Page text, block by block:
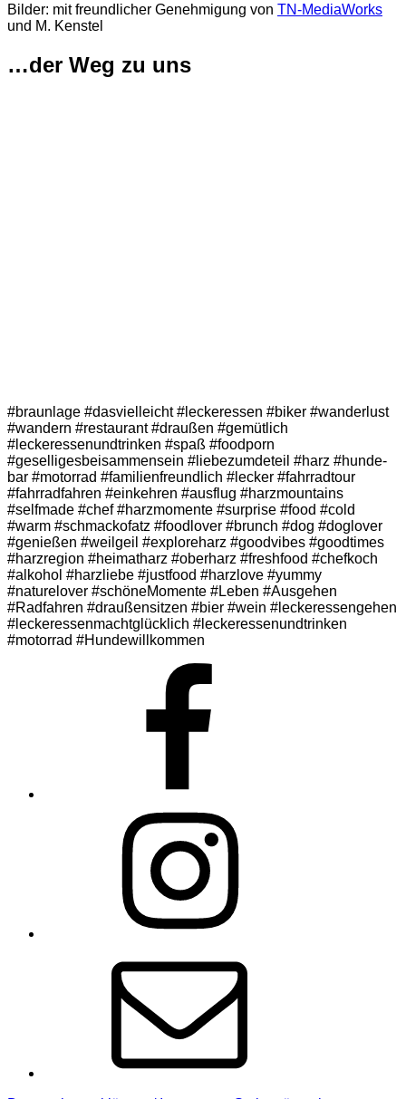
Bilder: mit freundlicher Genehmigung von TN-MediaWorks
und M. Kenstel
…der Weg zu uns
#braunlage #dasvielleicht #leckeressen #biker #wanderlust
#wandern #restaurant #draußen #gemütlich
#leckeressenundtrinken #spaß #foodporn
#geselligesbeisammensein #liebezumdeteil #harz #hunde-
bar #motorrad #familienfreundlich #lecker #fahrradtour
#fahrradfahren #einkehren #ausflug #harzmountains
#selfmade #chef #harzmomente #surprise #food #cold
#warm #schmackofatz #foodlover #brunch #dog #doglover
#genießen #weilgeil #exploreharz #goodvibes #goodtimes
#harzregion #heimatharz #oberharz #freshfood #chefkoch
#alkohol #harzliebe #justfood #harzlove #yummy
#naturelover #schöneMomente #Leben #Ausgehen
#Radfahren #draußensitzen #bier #wein #leckeressengehen
#leckeressenmachtglücklich #leckeressenundtrinken
#motorrad #Hundewillkommen